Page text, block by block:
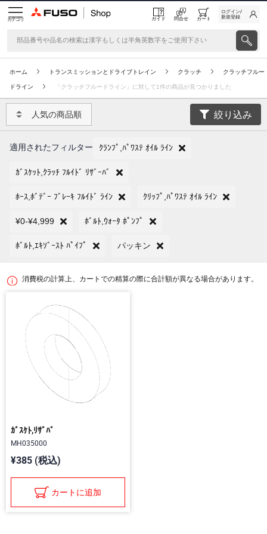
カテゴリ ガイド 問合せ カート
ログイン/
新規登録
ホーム トランスミッションとドライブトレイン クラッチ クラッチフルー
ドライン 「クラッチフルードライン」に対して1件の商品が見つかりました
人気の商品順 絞り込み
適用されたフィルター ｸﾗﾝﾌﾟ,ﾊﾟﾜｽﾃ ｵｲﾙ ﾗｲﾝ
ｶﾞｽｹｯﾄ,ｸﾗｯﾁ ﾌﾙｲﾄﾞ ﾘｻﾞｰﾊﾞ
ﾎｰｽ,ﾎﾞﾃﾞｰ ﾌﾞﾚｰｷ ﾌﾙｲﾄﾞ ﾗｲﾝ ｸﾘｯﾌﾟ,ﾊﾟﾜｽﾃ ｵｲﾙ ﾗｲﾝ
¥0-¥4,999 ﾎﾞﾙﾄ,ｳｫｰﾀ ﾎﾟﾝﾌﾟ
ﾎﾞﾙﾄ,ｴｷｿﾞｰｽﾄ ﾊﾟｲﾌﾟ パッキン
消費税の計算上、カートでの精算の際に合計額が異なる場合があります。
ｶﾞｽｹﾄ,ﾘｻﾞﾊﾞ
MH035000
¥385 (税込)
カートに追加